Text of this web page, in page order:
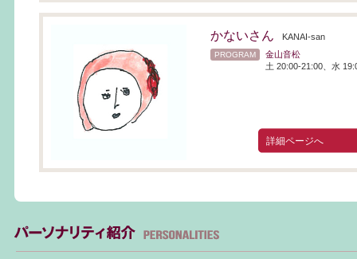
かないさん KANAI-san
PROGRAM
金山音松
土 20:00-21:00、水
詳細ページへ